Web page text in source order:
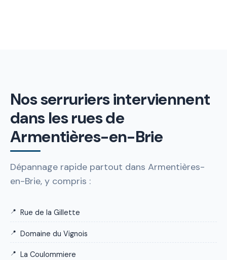
Nos serruriers interviennent
dans les rues de
Armentières-en-Brie
Dépannage rapide partout dans Armentières-
en-Brie, y compris :
Rue de la Gillette
Domaine du Vignois
La Coulommiere